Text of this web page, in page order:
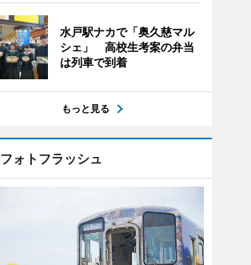
水戸駅ナカで「奥久慈マル
シェ」 高校生考案の弁当
は列車で到着
もっと見る
フォトフラッシュ